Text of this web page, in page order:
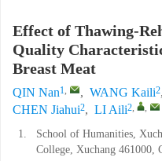
Effect of Thawing-
Quality
Breast Meat
QIN Nan1, , WANG Kaili2,
CHEN Jiahui2, LI Aili2, ,
1.
School of Humanities,
College, Xuchang 461000,